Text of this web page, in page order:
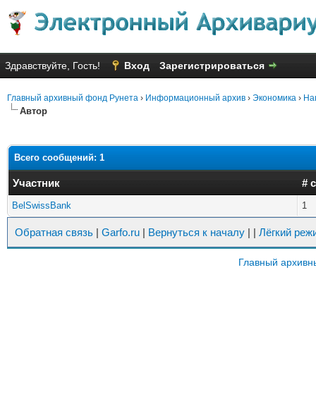
Здравствуйте, Гость! Вход Зарегистрироваться
Главный архивный фонд Рунета › Информационный архив › Экономика ›
Автор
Всего сообщений: 1
Участник #
BelSwissBank 1
Обратная связь | Garfo.ru | Вернуться к началу | | Лёгкий
Главный